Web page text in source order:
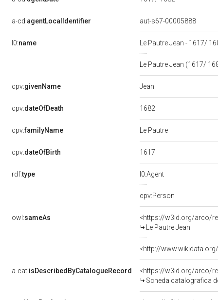
a-cd:agentLocalIdentifier aut-s67-00005888
l0:name Le Pautre Jean - 1617/
Le Pautre Jean (1617/
cpv:givenName Jean
cpv:dateOfDeath 1682
cpv:familyName Le Pautre
cpv:dateOfBirth 1617
rdf:type l0:Agent
cpv:Person
owl:sameAs
<https://w3id.org/arco/
Le Pautre Jean
<http://
a-cat:isDescribedByCatalogueRecord
<https://w3id.org/arco/
Scheda catalografica